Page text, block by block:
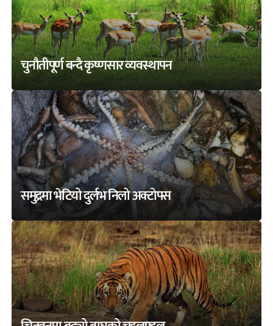
चुनौतीपूर्ण बन्दै कृष्णसार व्यवस्थापन
समुद्रमा भेटियो दुर्लभ निलो अक्टोपस